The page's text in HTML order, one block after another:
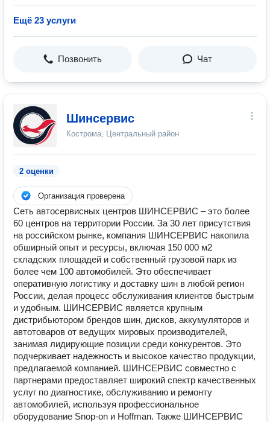
Ещё 23 услуги
Позвонить Чат
Шинсервис
Кострома, Центральный район
2 оценки
Организация проверена
Сеть автосервисных центров ШИНСЕРВИС – это более
60 центров на территории России. За 30 лет присутствия
на российском рынке, компания ШИНСЕРВИС накопила
обширный опыт и ресурсы, включая 150 000 м2
складских площадей и собственный грузовой парк из
более чем 100 автомобилей. Это обеспечивает
оперативную логистику и доставку шин в любой регион
России, делая процесс обслуживания клиентов быстрым
и удобным. ШИНСЕРВИС является крупным
дистрибьютором брендов шин, дисков, аккумуляторов и
автотоваров от ведущих мировых производителей,
занимая лидирующие позиции среди конкурентов. Это
подчеркивает надежность и высокое качество продукции,
предлагаемой компанией. ШИНСЕРВИС совместно с
партнерами предоставляет широкий спектр качественных
услуг по диагностике, обслуживанию и ремонту
автомобилей, используя профессиональное
оборудование Snop-on и Hoffman. Также ШИНСЕРВИС